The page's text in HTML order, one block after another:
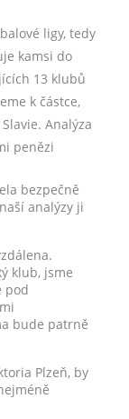
ligy, tedy
kamsi do
13 klubů
k částce,
Analýza
penězi
bezpečně
analýzy ji
klub, jsme
pod
bude patrně
Plzeň, by